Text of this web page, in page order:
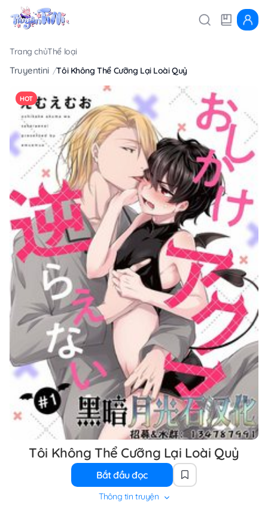
Trang chủThể loại
Truyentini Tôi Không Thể Cưỡng Lại Loài Quỷ
HOT
Tôi Không Thể Cưỡng Lại Loài Quỷ
Bắt đầu đọc
Thông tin truyện